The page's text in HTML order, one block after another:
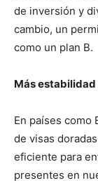
de inversión y
cambio, un
como un plan B.
Más
En países como
de visas
eficiente para
presentes en